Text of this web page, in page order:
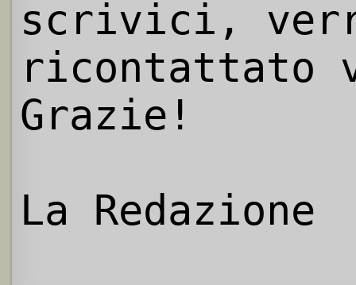
scrivici,
ricontattato
Grazie!
La Redazione